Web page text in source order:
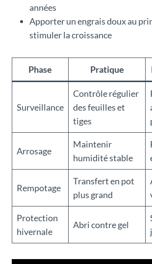
années
Apporter un engrais doux au
stimuler la croissance
Phase Pratique
Surveillance
Contrôle régulier
des feuilles et
tiges
Arrosage
Maintenir
humidité stable
Rempotage
Transfert en pot
plus grand
Protection
hivernale
Abri contre gel